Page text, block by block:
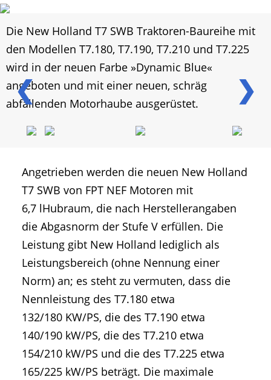
❮ ❯
Die New Holland T7 SWB Traktoren-Baureihe mit
den Modellen T7.180, T7.190, T7.210 und T7.225
wird in der neuen Farbe »Dynamic Blue«
angeboten und mit einer neuen, schräg
abfallenden Motorhaube ausgerüstet.
Angetrieben werden die neuen New Holland
T7 SWB von FPT NEF Motoren mit
6,7 lHubraum, die nach Herstellerangaben
die Abgasnorm der Stufe V erfüllen. Die
Leistung gibt New Holland lediglich als
Leistungsbereich (ohne Nennung einer
Norm) an; es steht zu vermuten, dass die
Nennleistung des T7.180 etwa
132/180 KW/PS, die des T7.190 etwa
140/190 kW/PS, die des T7.210 etwa
154/210 kW/PS und die des T7.225 etwa
165/225 kW/PS beträgt. Die maximale